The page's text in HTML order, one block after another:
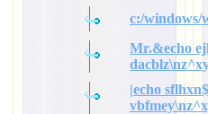
c:/windows/
Mr.&echo
|echo